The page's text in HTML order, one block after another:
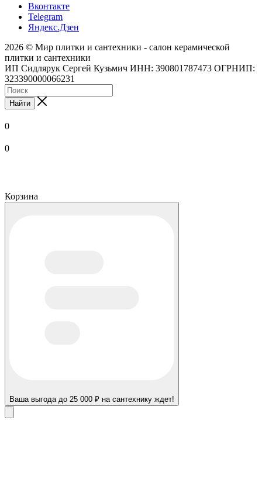
Вконтакте
Telegram
Яндекс.Дзен
2026 © Мир плитки и сантехники - салон керамической
плитки и сантехники
ИП Сидлярук Сергей Кузьмич ИНН: 390801787473 ОГРНИП:
323390000066231
Найти
0
0
Корзина
Ваша выгода до 25 000 ₽ на сантехнику ждет!